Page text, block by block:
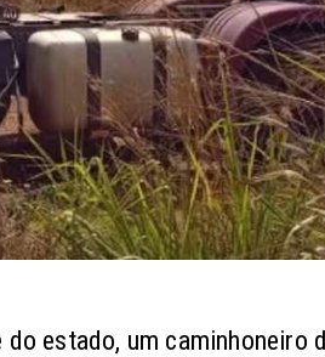
estado, um caminhoneiro